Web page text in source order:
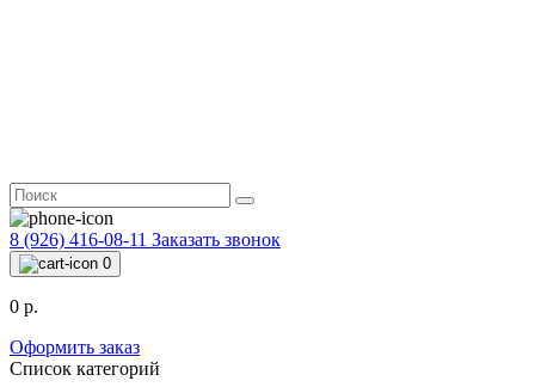
8 (926) 416-08-11 Заказать звонок
0
0 р.
Оформить заказ
Список категорий